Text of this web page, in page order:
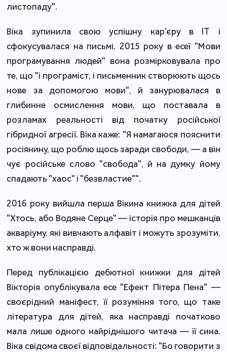
листопаду".
Віка зупинила свою успішну кар’єру в IT і
сфокусувалася на письмі. 2015 року в есеї "Мови
програмування людей" вона розмірковувала про
те, що "і програміст, і письменник створюють щось
нове за допомогою мови", й занурювалася в
глибинне осмислення мови, що поставала в
розламах реальності від початку російської
гібридної агресії. Віка каже: "Я намагаюся пояснити
росіянину, що роблю щось заради свободи, — а він
чує російське слово "свобода", й на думку йому
спадають "хаос" і "безвластие"".
2016 року вийшла перша Вікина книжка для дітей
"Хтось, або Водяне Серце" — історія про мешканців
акваріуму, які вивчають алфавіт і можуть зрозуміти,
хто ж вони насправді.
Перед публікацією дебютної книжки для дітей
Вікторія опублікувала есе "Ефект Пітера Пена" —
своєрідний маніфест, її розуміння того, що таке
література для дітей, яка насправді початково
мала лише одного найріднішого читача — її сина.
Віка свідома своєї відповідальності: "Бо говорити з